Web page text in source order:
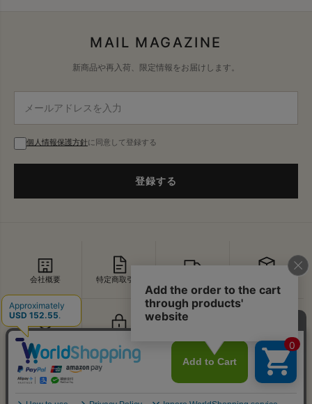
MAIL MAGAZINE
新商品や再入荷、限定情報をお届けします。
個人情報保護方針に同意して登録する
登録する
会社概要 特定商取引法
セキュリティ お問い合わせ
↑
PAGE TOP